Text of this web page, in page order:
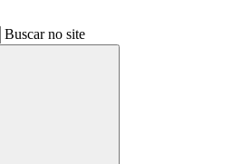
Buscar no site